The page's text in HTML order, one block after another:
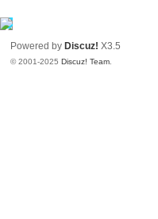
Powered by Discuz! X3.5
© 2001-2025Discuz! Team